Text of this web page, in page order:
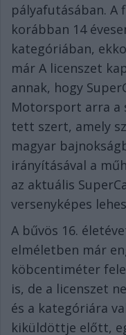
pályafutásában. A
korábban 14
kategóriában,
már A licenszet
annak, hogy
Motorsport arra a
tett szert, amely
magyar
irányításával a
az aktuális
versenyképes
A bűvös 16.
elméletben már
köbcentiméter
is, de a licenszet
és a kategóriára
kiküldöttje előtt,